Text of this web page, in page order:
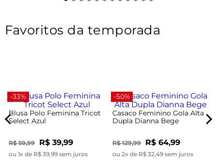
Favoritos da temporada
-33%
Blusa Polo Feminina Tricot
Select Azul
R$ 59,99 R$ 39,99
ou 1x de R$ 39,99 sem juros
-50%
Casaco Feminino Gola Alta
Dupla Dianna Bege
R$ 129,99 R$ 64,99
ou 2x de R$ 32,49 sem juros